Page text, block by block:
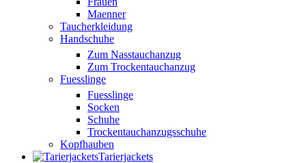
Maenner
Taucherkleidung
Handschuhe
Zum Nasstauchanzug
Zum Trockentauchanzug
Fuesslinge
Fuesslinge
Socken
Schuhe
Trockentauchanzugsschuhe
Kopfhauben
Tarierjackets